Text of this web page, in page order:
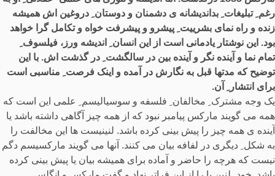
رغم ِ تبلیغات ِ بداندیشانه ی دشمنان و دوستان ِ دروغین اش همیشه
زنده و راه نمای بشرییت ِ پیشرو و پیشرفت خواه و تکامل گرا خواهد
بود. این نوشتار یادمانی است از این انسان ِ اندیشه ورز، فیلسوف ِ
تمام نما و آینده نگر و آینده بین در سالگشت ِ در گذشت اش. با این
توضیح که مدتها قبل به نگارش در آمده و اینک فرصت ِ مناسبی است
برای انتشار ِ آن.
یک وجه مشترک ِ مخالفان ِ فلسفه و سوسیالیسم ِ علمی این است که
همه می گویند مارکس پیامبر نبود که از همه چیز آگاهی داشته باشد یا
آینده ی همه چیز را پیش بینی کرده باشد. لنینیست ها این مخالفت را
به شکل ِ دیگری در لفافه بیان می کنند. آنها می گویند مارکسیسم دگم
نیست که هرچه را حاضر و آماده برای همیشه بیان یا پیش بینی کرده